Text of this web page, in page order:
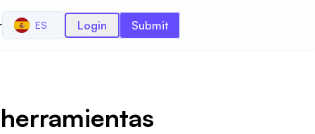
ES Login Submit